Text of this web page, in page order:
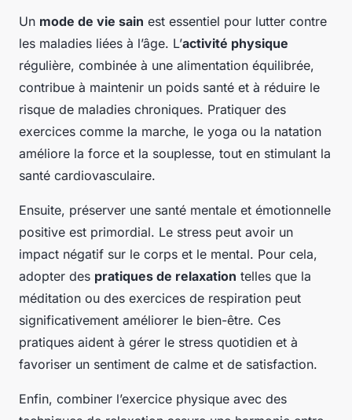
Un mode de vie sain est essentiel pour lutter contre
les maladies liées à l’âge. L’activité physique
régulière, combinée à une alimentation équilibrée,
contribue à maintenir un poids santé et à réduire le
risque de maladies chroniques. Pratiquer des
exercices comme la marche, le yoga ou la natation
améliore la force et la souplesse, tout en stimulant la
santé cardiovasculaire.
Ensuite, préserver une santé mentale et émotionnelle
positive est primordial. Le stress peut avoir un
impact négatif sur le corps et le mental. Pour cela,
adopter des pratiques de relaxation telles que la
méditation ou des exercices de respiration peut
significativement améliorer le bien-être. Ces
pratiques aident à gérer le stress quotidien et à
favoriser un sentiment de calme et de satisfaction.
Enfin, combiner l’exercice physique avec des